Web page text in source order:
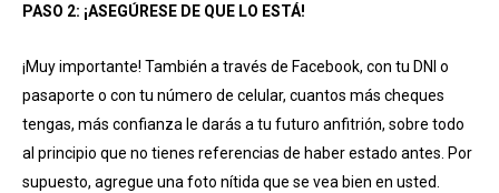
PASO 2: ¡ASEGÚRESE DE QUE LO ESTÁ!
¡Muy importante! También a través de Facebook, con tu DNI o
pasaporte o con tu número de celular, cuantos más cheques
tengas, más confianza le darás a tu futuro anfitrión, sobre todo
al principio que no tienes referencias de haber estado antes. Por
supuesto, agregue una foto nítida que se vea bien en usted.